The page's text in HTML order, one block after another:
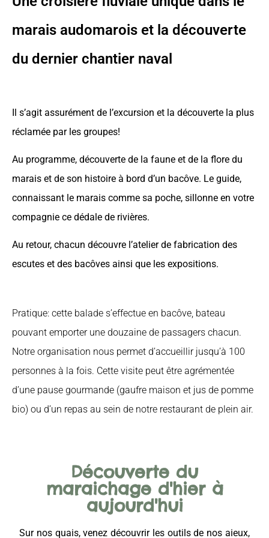
marais audomarois et la découverte
du dernier chantier naval
Il s’agit assurément de l’excursion et la découverte la plus
réclamée par les groupes!
Au programme, découverte de la faune et de la flore du
marais et de son histoire à bord d’un bacôve. Le guide,
connaissant le marais comme sa poche, sillonne en votre
compagnie ce dédale de rivières.
Au retour, chacun découvre l’atelier de fabrication des
escutes et des bacôves ainsi que les expositions.
Pratique: cette balade s’effectue en bacôve, bateau
pouvant emporter une douzaine de passagers chacun.
Notre organisation nous permet d’accueillir jusqu’à 100
personnes à la fois. Cette visite peut être agrémentée
d’une pause gourmande (gaufre maison et jus de pomme
bio) ou d’un repas au sein de notre restaurant de plein air.
Découverte du
maraichage d'hier à
aujourd'hui
Sur nos quais, venez découvrir les outils de nos aieux,